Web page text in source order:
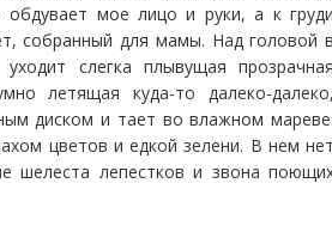
обдувает мое лицо и руки, а к
собранный для мамы. Над головой
слегка плывущая
летящая куда-то далеко-
диском и тает во влажном
цветов и едкой зелени. В нем
шелеста лепестков и звона